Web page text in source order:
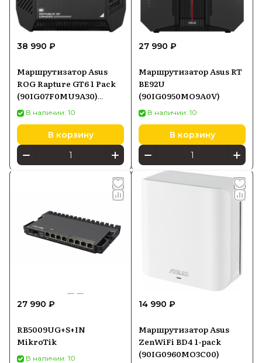
38 990 ₽
Маршрутизатор Asus
ROG Rapture GT6 1 Pack
(90IG07F0MU9A30)
черный
В наличии: 10
В корзину
27 990 ₽
Маршрутизатор Asus RT
BE92U
(90IG0950MO9A0V)
В наличии: 10
В корзину
27 990 ₽
RB5009UG+S+IN
MikroTik
В наличии: 10
14 990 ₽
Маршрутизатор Asus
ZenWiFi BD4 1-pack
(90IG0960MO3C00)